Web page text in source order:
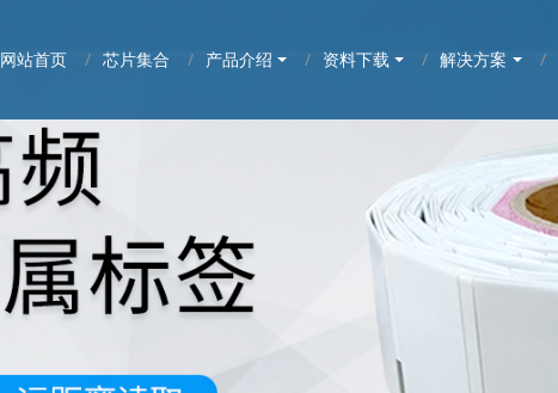
网站首页 芯片集合 产品介绍 资料下载 解决方案